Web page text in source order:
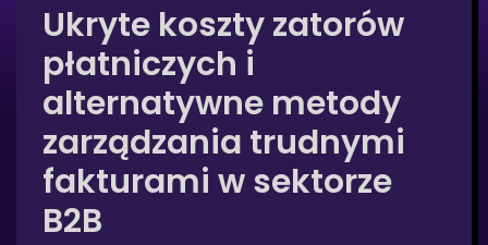
Ukryte koszty zatorów
płatniczych i
alternatywne metody
zarządzania trudnymi
fakturami w sektorze
B2B